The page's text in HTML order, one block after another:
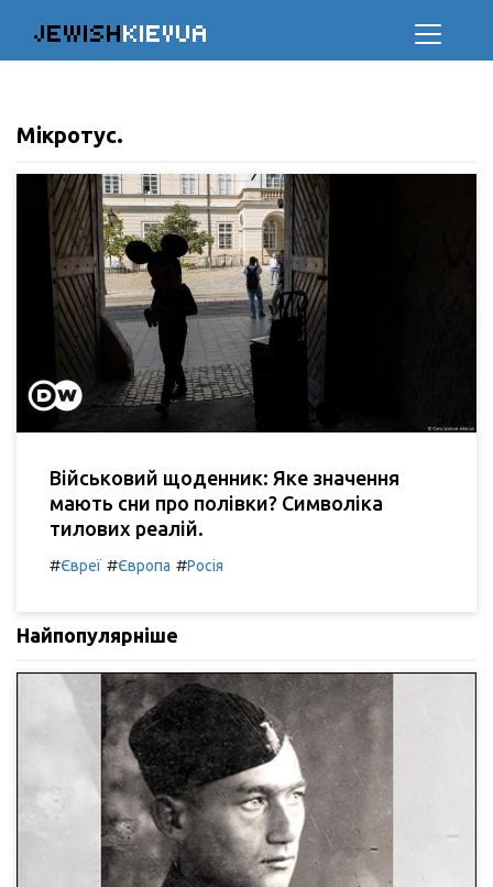
JEWISHKIEVUA
Мікротус.
Військовий щоденник: Яке значення
мають сни про полівки? Символіка
тилових реалій.
#Євреї #Європа #Росія
Найпопулярніше